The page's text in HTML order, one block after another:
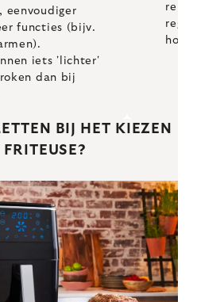
eenvoudiger
functies (bijv.
iets 'lichter'
dan bij
BIJ HET KIEZEN